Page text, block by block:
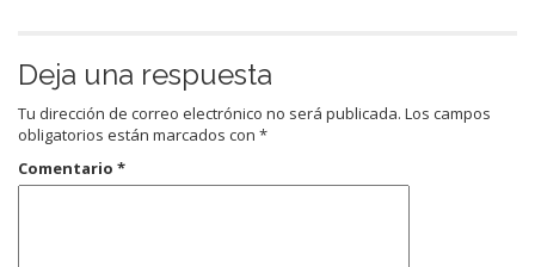
Deja una respuesta
Tu dirección de correo electrónico no será publicada. Los campos
obligatorios están marcados con *
Comentario *